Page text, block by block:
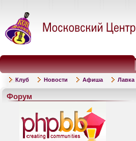
Клуб Новости Афиша Лавка
Форум